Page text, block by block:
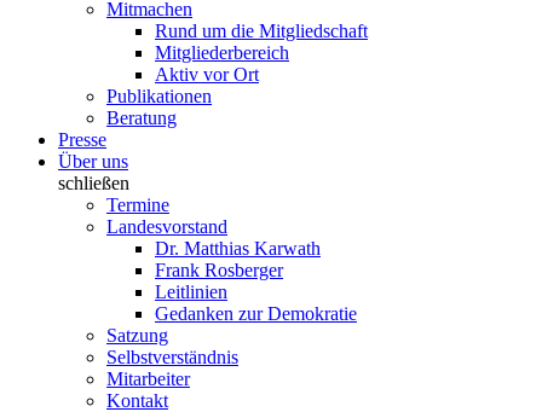
Mitmachen
Rund um die Mitgliedschaft
Mitgliederbereich
Aktiv vor Ort
Publikationen
Beratung
Presse
Über uns
schließen
Termine
Landesvorstand
Dr. Matthias Karwath
Frank Rosberger
Leitlinien
Gedanken zur Demokratie
Satzung
Selbstverständnis
Mitarbeiter
Kontakt